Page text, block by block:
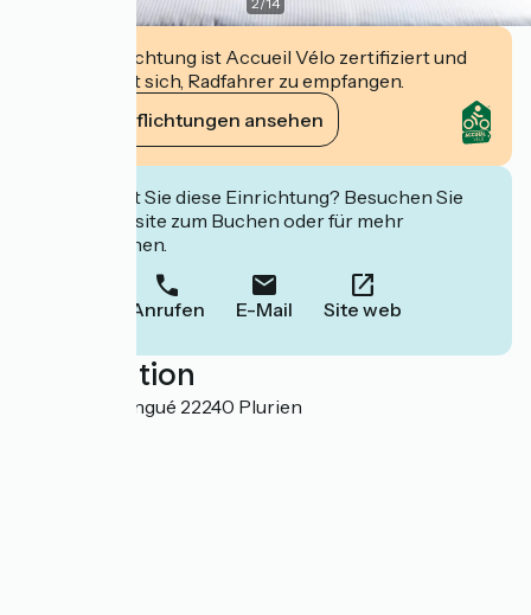
Diese Einrichtung ist Accueil Vélo zertifiziert und
verpflichtet sich, Radfahrer zu empfangen.
Ihre Verpflichtungen ansehen
Interessiert Sie diese Einrichtung? Besuchen Sie
deren Website zum Buchen oder für mehr
Informationen.
Anrufen E-Mail Site web
Localisation
10 rue Montangué 22240 Plurien